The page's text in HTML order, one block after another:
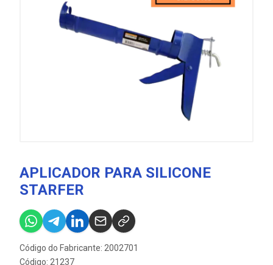
APLICADOR PARA SILICONE
STARFER
Código do Fabricante: 2002701
Código: 21237